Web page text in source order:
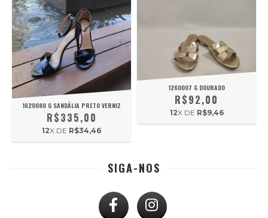
1620080 G SANDÁLIA PRETO VERNIZ
R$335,00
12X DE R$34,46
1260007 G DOURADO
R$92,00
12X DE R$9,46
SIGA-NOS